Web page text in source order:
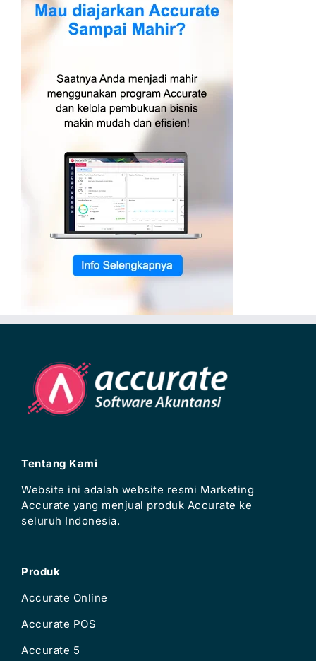
Tentang Kami
Website ini adalah website resmi Marketing
Accurate yang menjual produk Accurate ke
seluruh Indonesia.
Produk
Accurate Online
Accurate POS
Accurate 5